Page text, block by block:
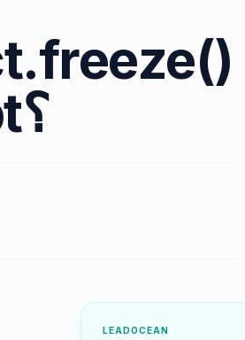
في JavaScript؟
LEADOCEAN